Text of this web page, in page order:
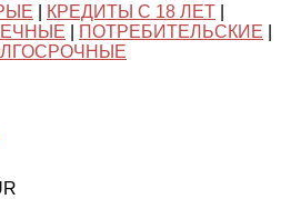
КРЕДИТЫ С 18 ЛЕТ
ПОТРЕБИТЕЛЬСКИЕ